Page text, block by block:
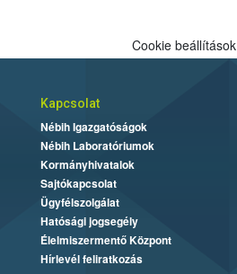
Cookie beállítások
Kapcsolat
Nébih Igazgatóságok
Nébih Laboratóriumok
Kormányhivatalok
Sajtókapcsolat
Ügyfélszolgálat
Hatósági jogsegély
Élelmiszermentő Központ
Hírlevél feliratkozás